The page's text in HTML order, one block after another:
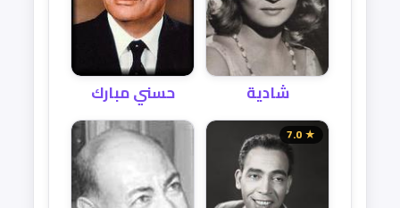
شادية حسني مبارك
★ 7.0